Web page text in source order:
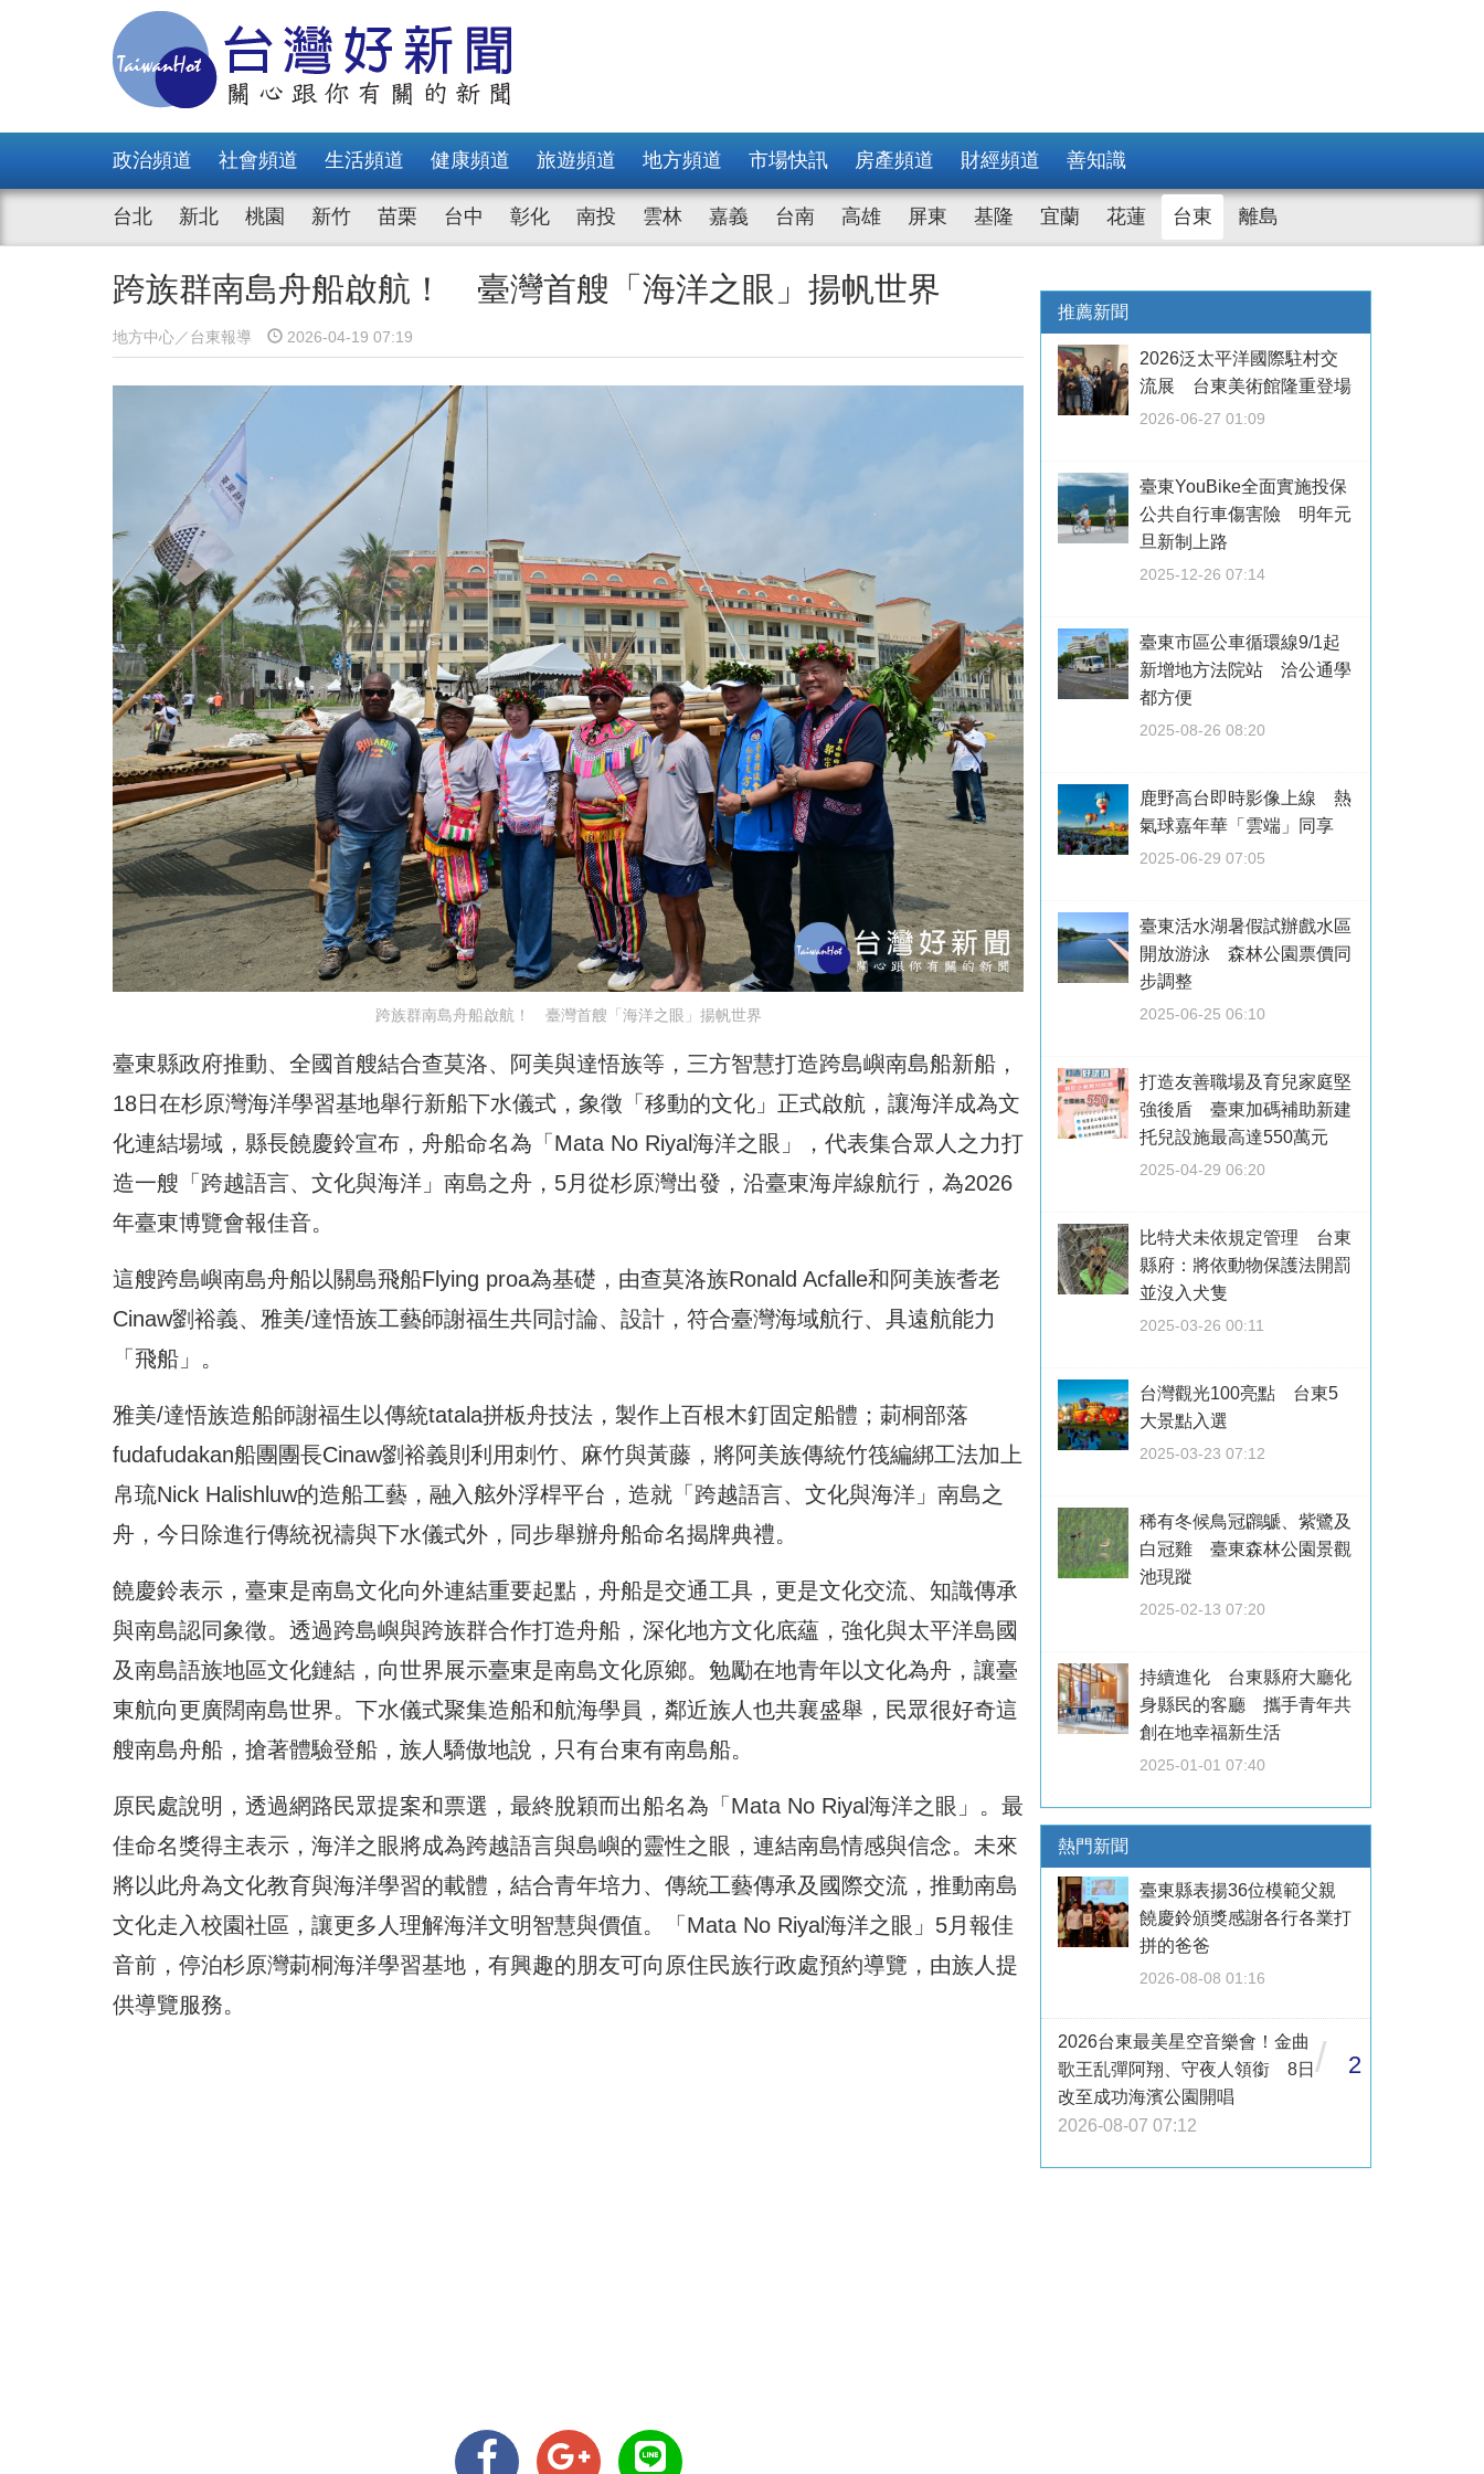
政治頻道 社會頻道 生活頻道 健康頻道 旅遊頻道 地方頻道 市場快訊 房產頻道 財經頻道 善知識
台北 新北 桃園 新竹 苗栗 台中 彰化 南投 雲林 嘉義 台南 高雄 屏東 基隆 宜蘭 花蓮 台東 離島
跨族群南島舟船啟航！ 臺灣首艘「海洋之眼」揚帆世界
地方中心／台東報導 2026-04-19 07:19
跨族群南島舟船啟航！ 臺灣首艘「海洋之眼」揚帆世界
臺東縣政府推動、全國首艘結合查莫洛、阿美與達悟族等，三方智慧打造跨島嶼南島船新船，
18日在杉原灣海洋學習基地舉行新船下水儀式，象徵「移動的文化」正式啟航，讓海洋成為文
化連結場域，縣長饒慶鈴宣布，舟船命名為「Mata No Riyal海洋之眼」，代表集合眾人之力打
造一艘「跨越語言、文化與海洋」南島之舟，5月從杉原灣出發，沿臺東海岸線航行，為2026
年臺東博覽會報佳音。
這艘跨島嶼南島舟船以關島飛船Flying proa為基礎，由查莫洛族Ronald Acfalle和阿美族耆老
Cinaw劉裕義、雅美/達悟族工藝師謝福生共同討論、設計，符合臺灣海域航行、具遠航能力
「飛船」。
雅美/達悟族造船師謝福生以傳統tatala拼板舟技法，製作上百根木釘固定船體；莿桐部落
fudafudakan船團團長Cinaw劉裕義則利用刺竹、麻竹與黃藤，將阿美族傳統竹筏編綁工法加上
帛琉Nick Halishluw的造船工藝，融入舷外浮桿平台，造就「跨越語言、文化與海洋」南島之
舟，今日除進行傳統祝禱與下水儀式外，同步舉辦舟船命名揭牌典禮。
饒慶鈴表示，臺東是南島文化向外連結重要起點，舟船是交通工具，更是文化交流、知識傳承
與南島認同象徵。透過跨島嶼與跨族群合作打造舟船，深化地方文化底蘊，強化與太平洋島國
及南島語族地區文化鏈結，向世界展示臺東是南島文化原鄉。勉勵在地青年以文化為舟，讓臺
東航向更廣闊南島世界。下水儀式聚集造船和航海學員，鄰近族人也共襄盛舉，民眾很好奇這
艘南島舟船，搶著體驗登船，族人驕傲地說，只有台東有南島船。
原民處說明，透過網路民眾提案和票選，最終脫穎而出船名為「Mata No Riyal海洋之眼」。最
佳命名獎得主表示，海洋之眼將成為跨越語言與島嶼的靈性之眼，連結南島情感與信念。未來
將以此舟為文化教育與海洋學習的載體，結合青年培力、傳統工藝傳承及國際交流，推動南島
文化走入校園社區，讓更多人理解海洋文明智慧與價值。「Mata No Riyal海洋之眼」5月報佳
音前，停泊杉原灣莿桐海洋學習基地，有興趣的朋友可向原住民族行政處預約導覽，由族人提
供導覽服務。
推薦新聞
2026泛太平洋國際駐村交
流展 台東美術館隆重登場
2026-06-27 01:09
臺東YouBike全面實施投保
公共自行車傷害險 明年元
旦新制上路
2025-12-26 07:14
臺東市區公車循環線9/1起
新增地方法院站 洽公通學
都方便
2025-08-26 08:20
鹿野高台即時影像上線 熱
氣球嘉年華「雲端」同享
2025-06-29 07:05
臺東活水湖暑假試辦戲水區
開放游泳 森林公園票價同
步調整
2025-06-25 06:10
打造友善職場及育兒家庭堅
強後盾 臺東加碼補助新建
托兒設施最高達550萬元
2025-04-29 06:20
比特犬未依規定管理 台東
縣府：將依動物保護法開罰
並沒入犬隻
2025-03-26 00:11
台灣觀光100亮點 台東5
大景點入選
2025-03-23 07:12
稀有冬候鳥冠鸊鷈、紫鷺及
白冠雞 臺東森林公園景觀
池現蹤
2025-02-13 07:20
持續進化 台東縣府大廳化
身縣民的客廳 攜手青年共
創在地幸福新生活
2025-01-01 07:40
熱門新聞
臺東縣表揚36位模範父親
饒慶鈴頒獎感謝各行各業打
拼的爸爸
2026-08-08 01:16
2026台東最美星空音樂會！金曲
歌王乱彈阿翔、守夜人領銜 8日
改至成功海濱公園開唱
2026-08-07 07:12
/ 2